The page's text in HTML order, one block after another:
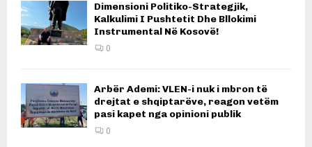
Dimensioni Politiko-Strategjik,
Kalkulimi I Pushtetit Dhe Bllokimi
Instrumental Në Kosovë!
0
Arbër Ademi: VLEN-i nuk i mbron të
drejtat e shqiptarëve, reagon vetëm
pasi kapet nga opinioni publik
0